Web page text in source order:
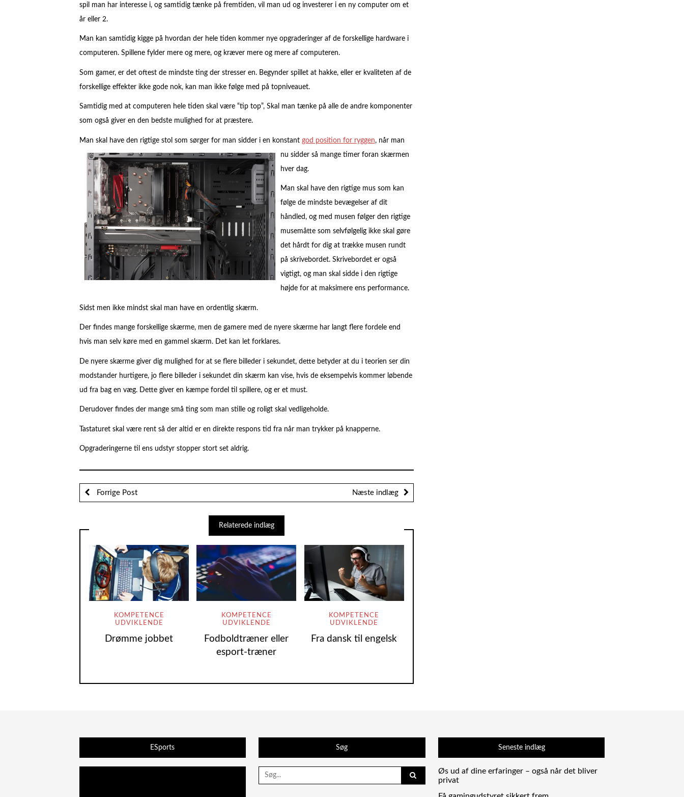
spil man har interesse i, og samtidig tænke på fremtiden, vil man ud og investerer i en ny computer om et
år eller 2.
Man kan samtidig kigge på hvordan der hele tiden kommer nye opgraderinger af de forskellige hardware i
computeren. Spillene fylder mere og mere, og kræver mere og mere af computeren.
Som gamer, er det oftest de mindste ting der stresser en. Begynder spillet at hakke, eller er kvaliteten af de
forskellige effekter ikke gode nok, kan man ikke følge med på topniveauet.
Samtidig med at computeren hele tiden skal være “tip top”, Skal man tænke på alle de andre komponenter
som også giver en den bedste mulighed for at præstere.
Man skal have den rigtige stol som sørger for man sidder i en konstant god position for ryggen, når man
nu sidder så mange timer foran skærmen
hver dag.
Man skal have den rigtige mus som kan
følge de mindste bevægelser af dit
håndled, og med musen følger den rigtige
musemåtte som selvfølgelig ikke skal gøre
det hårdt for dig at trække musen rundt
på skrivebordet. Skrivebordet er også
vigtigt, og man skal sidde i den rigtige
højde for at maksimere ens performance.
Sidst men ikke mindst skal man have en ordentlig skærm.
Der findes mange forskellige skærme, men de gamere med de nyere skærme har langt flere fordele end
hvis man selv køre med en gammel skærm. Det kan let forklares.
De nyere skærme giver dig mulighed for at se flere billeder i sekundet, dette betyder at du i teorien ser din
modstander hurtigere, jo flere billeder i sekundet din skærm kan vise, hvis de eksempelvis kommer løbende
ud fra bag en væg. Dette giver en kæmpe fordel til spillere, og er et must.
Derudover findes der mange små ting som man stille og roligt skal vedligeholde.
Tastaturet skal være rent så der altid er en direkte respons tid fra når man trykker på knapperne.
Opgraderingerne til ens udstyr stopper stort set aldrig.
Forrige Post Næste indlæg
Relaterede indlæg
KOMPETENCE
UDVIKLENDE
Drømme jobbet
KOMPETENCE
UDVIKLENDE
Fodboldtræner eller
esport-træner
KOMPETENCE
UDVIKLENDE
Fra dansk til engelsk
ESports Søg
Search
for:
Seneste indlæg
Øs ud af dine erfaringer – også når det bliver
privat